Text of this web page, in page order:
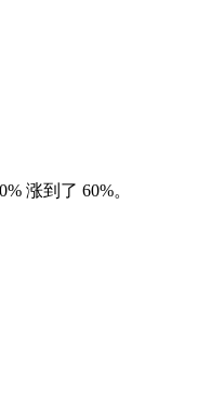
涨到了 60%。